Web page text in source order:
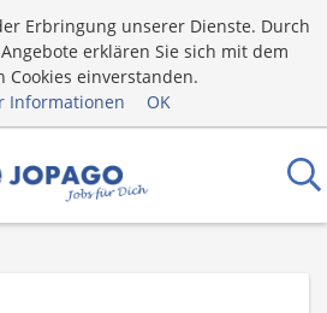
Erbringung unserer Dienste. Durch
erklären Sie sich mit dem
Cookies einverstanden.
Informationen
OK